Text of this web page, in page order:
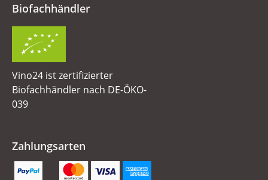
Biofachhändler
Vino24 ist zertifizierter
Biofachhändler nach DE-ÖKO-
039
Zahlungsarten